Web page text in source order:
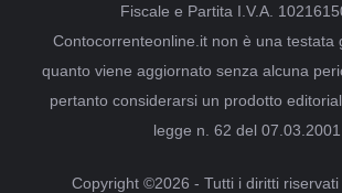
Fiscale e Partita I.V.A.
Contocorrenteonline.it non è una testata
quanto viene aggiornato senza alcuna
pertanto considerarsi un prodotto
legge n. 62 del 07.03.2001
Copyright ©2026 - Tutti i diritti riservati